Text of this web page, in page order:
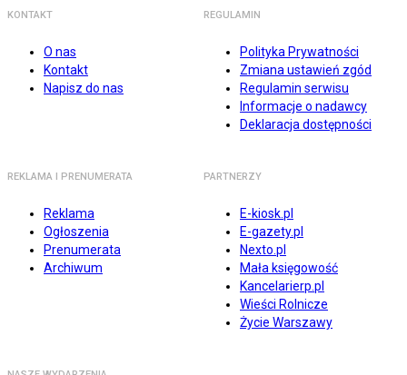
KONTAKT
O nas
Kontakt
Napisz do nas
REGULAMIN
Polityka Prywatności
Zmiana ustawień zgód
Regulamin serwisu
Informacje o nadawcy
Deklaracja dostępności
REKLAMA I PRENUMERATA
Reklama
Ogłoszenia
Prenumerata
Archiwum
PARTNERZY
E-kiosk.pl
E-gazety.pl
Nexto.pl
Mała księgowość
Kancelarierp.pl
Wieści Rolnicze
Życie Warszawy